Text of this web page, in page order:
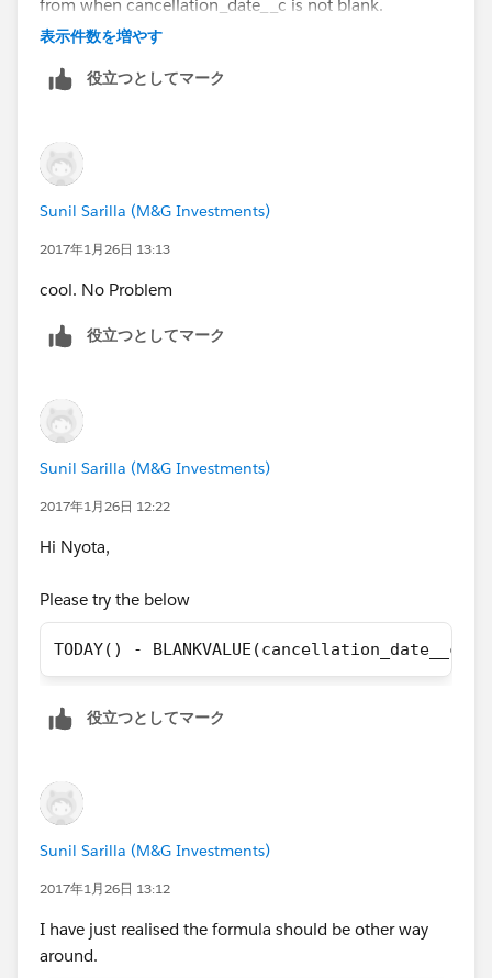
from when cancellation_date__c is not blank.
unt_date__c))
Output:
Days since active account: 12
Note: output for days since active account needs to
Thanks.
表示件数を増やす
役立つとしてマーク
Sunil Sarilla (M&G Investments)
2017年1月26日 13:13
cool. No Problem
役立つとしてマーク
Sunil Sarilla (M&G Investments)
2017年1月26日 12:22
Hi Nyota,
Please try the below
TODAY() -
役立つとしてマーク
Sunil Sarilla (M&G Investments)
2017年1月26日 13:12
I have just realised the formula should be other way
around.